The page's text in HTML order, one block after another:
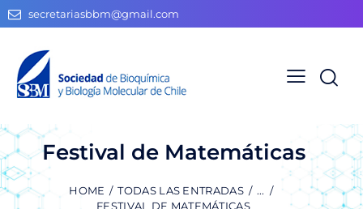
secretariasbbm@gmail.com
Festival de Matemáticas
HOME TODAS LAS ENTRADAS
...
FESTIVAL DE MATEMÁTICAS